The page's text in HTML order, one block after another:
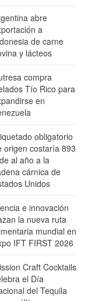
abre
a
de carne
y lácteos
compra
Tío Rico para
en
obligatorio
origen costaría 893
al año a la
cárnica de
Unidos
e innovación
la nueva ruta
mundial en
IFT FIRST 2026
Craft Cocktails
el Día
del Tequila